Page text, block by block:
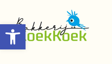
Toolbar openen